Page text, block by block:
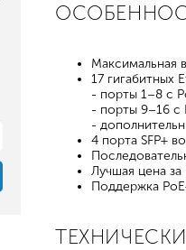
Максимальная
17
- порты 1–8 с
- порты 9–16 с
-
4 порта SFP+
Лучшая цена за
Поддержка